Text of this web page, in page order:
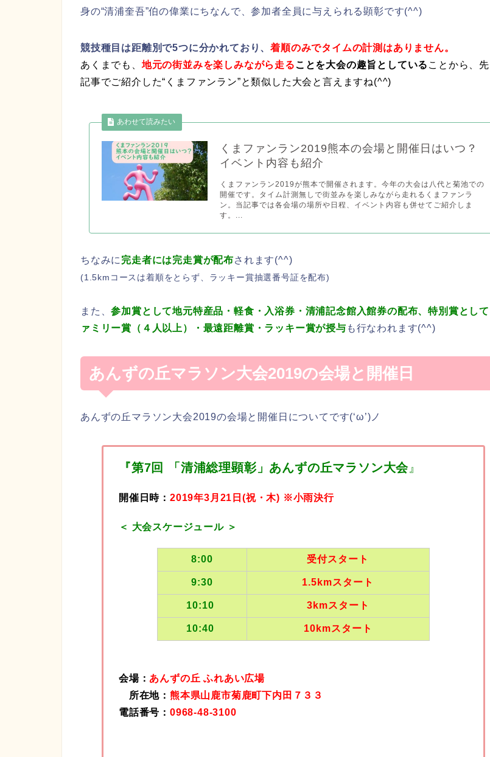
身の“清浦奎吾”伯の偉業にちなんで、参加者全員に与えられる顕彰です(^^)
競技種目は距離別で5つに分かれており、着順のみでタイムの計測はありません。
あくまでも、 地元の街並みを楽しみながら走ることを大会の趣旨としている ことから、先
記事でご紹介した“くまファンラン”と類似した大会と言えますね(^^)
くまファンラン2019熊本の会場と開催日はいつ？
イベント内容も紹介
くまファンラン2019が熊本で開催されます。今年の大会は八代と菊池での
開催です。タイム計測無しで街並みを楽しみながら走れるくまファンラ
ン。当記事では各会場の場所や日程、イベント内容も併せてご紹介しま
す。...
ちなみに 完走者には完走賞が配布されます(^^)
(1.5kmコースは着順をとらず、ラッキー賞抽選番号証を配布)
また、参加賞として地元特産品・軽食・入浴券・清浦記念館入館券の配布、特別賞とし
ァミリー賞（４人以上）・最遠距離賞・ラッキー賞が授与 も行なわれます(^^)
あんずの丘マラソン大会2019の会場と開催日
あんずの丘マラソン大会2019の会場と開催日についてです(‘ω’)ノ
『第7回 「清浦総理顕彰」あんずの丘マラソン大会 』
開催日時： 2019年3月21日(祝・木) ※小雨決行
＜ 大会スケージュール ＞
8:00 受付スタート
9:30 1.5kmスタート
10:10 3kmスタート
10:40 10kmスタート
会場： あんずの丘 ふれあい広場
所在地： 熊本県山鹿市菊鹿町下内田７３３
電話番号： 0968-48-3100